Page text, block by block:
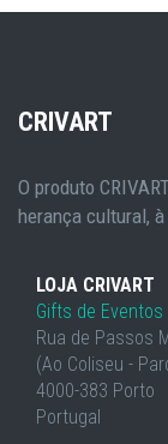
CRIVART
O produto
herança cultural,
LOJA CRIVART
Gifts de
Rua de Passos
(Ao Coliseu -
4000-383 Porto
Portugal